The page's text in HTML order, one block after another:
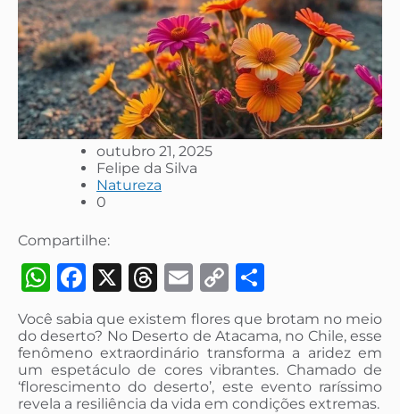
outubro 21, 2025
Felipe da Silva
Natureza
0
Compartilhe:
WhatsApp
Facebook
X Threads
Email
Copy
Link
Você sabia que existem flores que brotam no meio
do deserto? No Deserto de Atacama, no Chile, esse
fenômeno extraordinário transforma a aridez em
um espetáculo de cores vibrantes. Chamado de
‘florescimento do deserto’, este evento raríssimo
revela a resiliência da vida em condições extremas.